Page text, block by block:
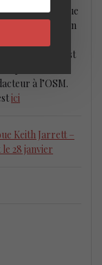
propose chaque
être aussi bien
obscur que le
Benjamin est
de
à l’OSM.
ici
Keith Jarrett –
28 janvier